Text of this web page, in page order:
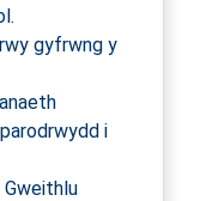
gyfrwng y
i